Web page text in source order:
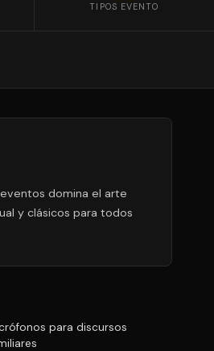
TIPOS EVENTO
domina el arte
y clásicos para todos
para discursos